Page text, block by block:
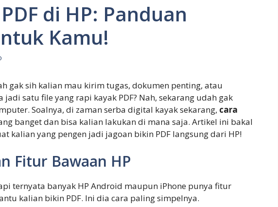
di HP: Panduan
Kamu!
gak sih kalian mau kirim tugas, dokumen penting, atau
satu file yang rapi kayak PDF? Nah, sekarang udah gak
Soalnya, di zaman serba digital kayak sekarang, cara
banget dan bisa kalian lakukan di mana saja. Artikel ini bakal
kalian yang pengen jadi jagoan bikin PDF langsung dari HP!
Fitur Bawaan HP
ternyata banyak HP Android maupun iPhone punya fitur
kalian bikin PDF. Ini dia cara paling simpelnya.